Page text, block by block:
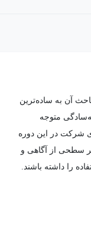
آن به ساده‌ترین
متوجه
شرکت در این دوره
سطحی از آگاهی و
را داشته باشند.